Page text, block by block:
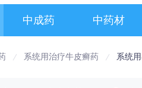
中成药 中药材
系统用治疗牛皮癣药 系统